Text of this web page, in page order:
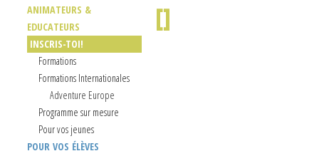
ANIMATEURS &
EDUCATEURS
INSCRIS-TOI!
Formations
Formations Internationales
Adventure Europe
Programme sur mesure
Pour vos jeunes
POUR VOS ÉLÈVES
[]